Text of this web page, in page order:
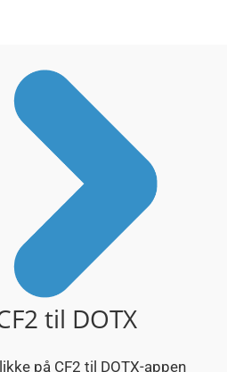
til DOTX
på CF2 til DOTX-appen